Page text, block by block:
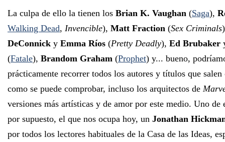
La culpa de ello la tienen los Brian K. Vaughan (Saga),
Walking Dead, Invencible), Matt Fraction (Sex Criminals
DeConnick y Emma Ríos (Pretty Deadly), Ed Brubaker
(Fatale), Brandom Graham (Prophet) y... bueno,
prácticamente recorrer todos los autores y títulos que salen
como se puede comprobar, incluso los arquitectos de
versiones más artísticas y de amor por este medio. Uno de
por supuesto, el que nos ocupa hoy, un Jonathan
por todos los lectores habituales de la Casa de las Ideas,